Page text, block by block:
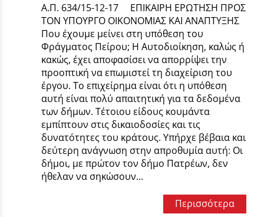
Α.Π. 634/15-12-17 ΕΠΙΚΑΙΡΗ ΕΡΩΤΗΣΗ ΠΡΟΣ
ΤΟΝ ΥΠΟΥΡΓΟ ΟΙΚΟΝΟΜΙΑΣ ΚΑΙ ΑΝΑΠΤΥΞΗΣ
Που έχουμε μείνει στη υπόθεση του
Φράγματος Πείρου; Η Αυτοδιοίκηση, καλώς ή
κακώς, έχει αποφασίσει να απορρίψει την
προοπτική να επωμιστεί τη διαχείριση του
έργου. Το επιχείρημα είναι ότι η υπόθεση
αυτή είναι πολύ απαιτητική για τα δεδομένα
των δήμων. Τέτοιου είδους κουμάντα
εμπίπτουν στις δικαιοδοσίες και τις
δυνατότητες του κράτους. Υπήρχε βέβαια και
δεύτερη ανάγνωση στην απροθυμία αυτή: Οι
δήμοι, με πρώτον τον δήμο Πατρέων, δεν
ήθελαν να σηκώσουν...
Περισσότερα